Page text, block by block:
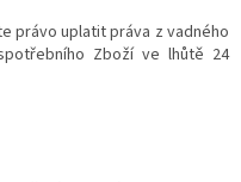
právo uplatit práva z vadného
Zboží ve lhůtě 24